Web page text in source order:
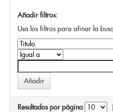
Añadir filtros:
Usa los filtros para afinar la
Resultados por página